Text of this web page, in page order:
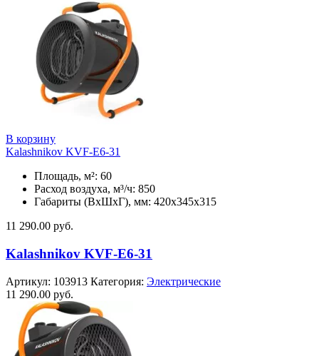
В корзину
Kalashnikov KVF-E6-31
Площадь, м²: 60
Расход воздуха, м³/ч: 850
Габариты (ВхШхГ), мм: 420x345x315
11 290.00 руб.
Kalashnikov KVF-E6-31
Артикул: 103913 Категория: Электрические
11 290.00 руб.